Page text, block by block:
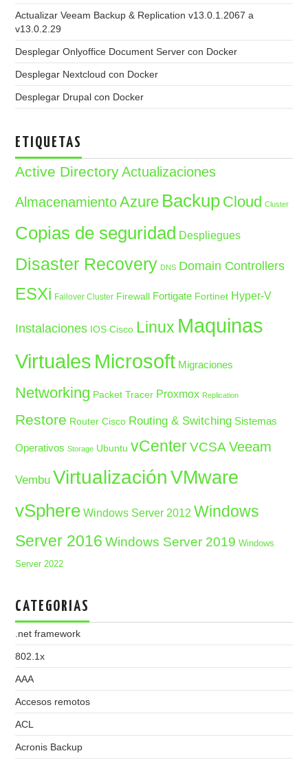
Actualizar Veeam Backup & Replication v13.0.1.2067 a
v13.0.2.29
Desplegar Onlyoffice Document Server con Docker
Desplegar Nextcloud con Docker
Desplegar Drupal con Docker
ETIQUETAS
Active Directory Actualizaciones
Almacenamiento Azure Backup Cloud Cluster
Copias de seguridad Despliegues
Disaster Recovery DNS Domain Controllers
ESXi Failover Cluster Firewall Fortigate Fortinet Hyper-V
Instalaciones IOS Cisco Linux Maquinas
Virtuales Microsoft Migraciones
Networking Packet Tracer Proxmox Replication
Restore Router Cisco Routing & Switching Sistemas
Operativos Storage Ubuntu vCenter VCSA Veeam
Vembu Virtualización VMware
vSphere Windows Server 2012 Windows
Server 2016 Windows Server 2019 Windows
Server 2022
CATEGORIAS
.net framework
802.1x
AAA
Accesos remotos
ACL
Acronis Backup